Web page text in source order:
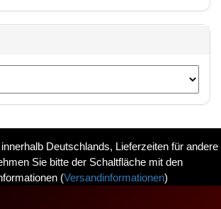
Deutschlands, Lieferzeiten für andere
Sie bitte der Schaltfläche mit den
(Versandinformationen)